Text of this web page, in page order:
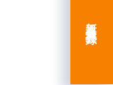
新規会員登録